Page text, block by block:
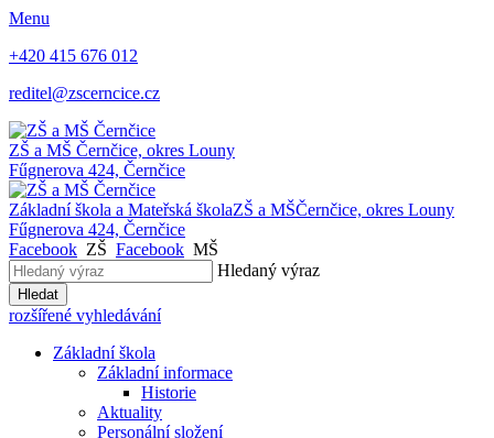
Menu
+420 415 676 012
reditel@zscerncice.cz
ZŠ a MŠ Černčice, okres Louny
Fűgnerova 424, Černčice
Základní škola a Mateřská školaZŠ a MŠČernčice, okres Louny
Fűgnerova 424, Černčice
Facebook ZŠ Facebook MŠ
Hledaný výraz
Hledat
rozšířené vyhledávání
Základní škola
Základní informace
Historie
Aktuality
Personální složení